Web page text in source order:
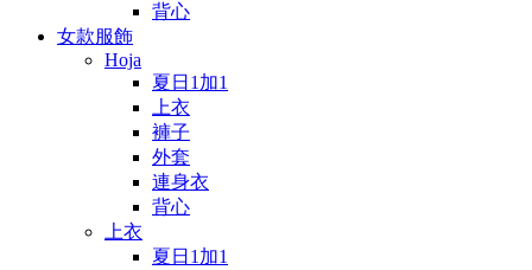
背心
女款服飾
Hoja
夏日1加1
上衣
褲子
外套
連身衣
背心
上衣
夏日1加1